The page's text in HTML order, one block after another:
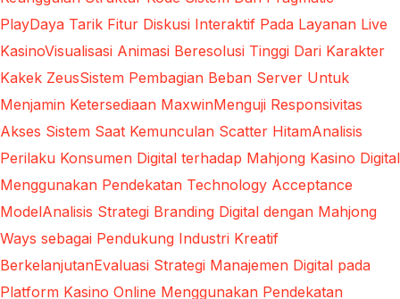
PlayDaya Tarik Fitur Diskusi Interaktif Pada Layanan Live
KasinoVisualisasi Animasi Beresolusi Tinggi Dari Karakter
Kakek ZeusSistem Pembagian Beban Server Untuk
Menjamin Ketersediaan MaxwinMenguji Responsivitas
Akses Sistem Saat Kemunculan Scatter HitamAnalisis
Perilaku Konsumen Digital terhadap Mahjong Kasino Digital
Menggunakan Pendekatan Technology Acceptance
ModelAnalisis Strategi Branding Digital dengan Mahjong
Ways sebagai Pendukung Industri Kreatif
BerkelanjutanEvaluasi Strategi Manajemen Digital pada
Platform Kasino Online Menggunakan Pendekatan